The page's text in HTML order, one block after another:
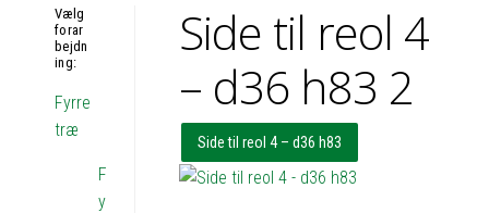
Side til reol 4
– d36 h83 2
Side til reol 4 – d36 h83
Vælg
forar
bejdn
ing:
Fyrre
træ
F
y